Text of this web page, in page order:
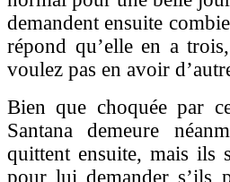
demandent ensuite
répond qu’elle en a
voulez pas en avoir
Bien que choquée par
Santana demeure
quittent ensuite, mais ils
pour lui demander s’ils